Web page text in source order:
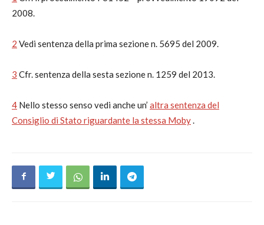
2008.
2 Vedi sentenza della prima sezione n. 5695 del 2009.
3 Cfr. sentenza della sesta sezione n. 1259 del 2013.
4 Nello stesso senso vedi anche un’ altra sentenza del
Consiglio di Stato riguardante la stessa Moby.